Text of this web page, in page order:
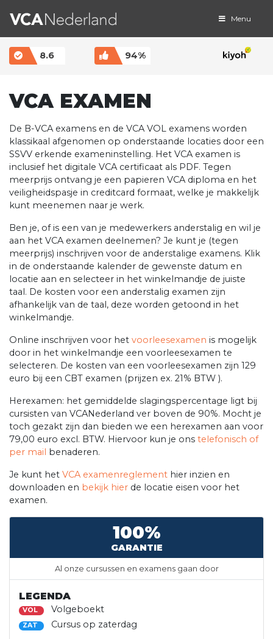
MAIN NAVIGATION Menu
8.6 94%
VCA EXAMEN
De B-VCA examens en de VCA VOL examens worden
klassikaal afgenomen op onderstaande locaties door een
SSVV erkende exameninstelling. Het VCA examen is
inclusief het digitale VCA certificaat als PDF. Tegen
meerprijs ontvang je een papieren VCA diploma en het
veiligheidspasje in creditcard formaat, welke je makkelijk
kunt meenemen naar je werk.
Ben je, of is een van je medewerkers anderstalig en wil je
aan het VCA examen deelnemen? Je kunt je (tegen
meerprijs) inschrijven voor de anderstalige examens. Klik
in de onderstaande kalender de gewenste datum en
locatie aan en selecteer in het winkelmandje de juiste
taal. De kosten voor een anderstalig examen zijn
afhankelijk van de taal, deze worden getoond in het
winkelmandje.
Online inschrijven voor het voorleesexamen is mogelijk
door in het winkelmandje een voorleesexamen te
selecteren. De kosten van een voorleesexamen zijn 129
euro bij een CBT examen (prijzen ex. 21% BTW ).
Herexamen: het gemiddelde slagingspercentage ligt bij
cursisten van VCANederland ver boven de 90%. Mocht je
toch gezakt zijn dan bieden we een herexamen aan voor
79,00 euro excl. BTW. Hiervoor kun je ons telefonisch of
per mail
benaderen.
Je kunt het VCA examenreglement hier inzien en
downloaden en bekijk hier de locatie eisen voor het
examen.
100%
GARANTIE
Al onze cursussen en examens gaan door
LEGENDA
VOL Volgeboekt
ZAT Cursus op zaterdag